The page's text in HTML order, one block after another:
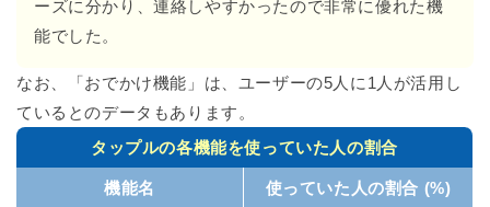
ーズに分かり、連絡しやすかったので非常に優れた機
能でした。
なお、「おでかけ機能」は、ユーザーの5人に1人が活用し
ているとのデータもあります。
タップルの各機能を使っていた人の割合
機能名 使っていた人の割合 (%)